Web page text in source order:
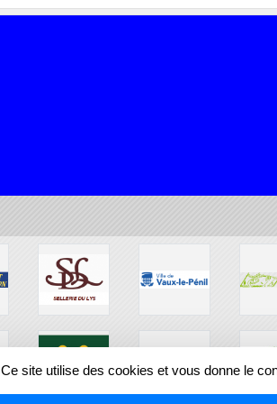
Ce site utilise des cookies et vous donne le